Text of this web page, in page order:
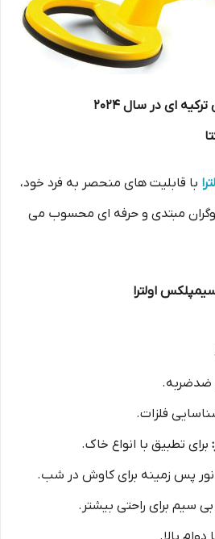
ای در سال 2024
با قابلیت های منحصر به فرد خود،
مبتدی و حرفه ای محسوب می
اولترا
فلزات.
برای تطبیق با انواع خاک.
نور پس زمینه برای کاوش در شب.
سیم برای راحتی بیشتر.